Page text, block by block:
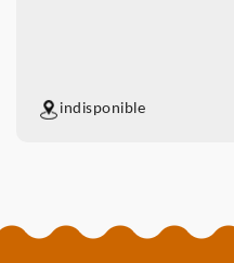
indisponible